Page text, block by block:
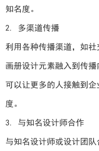
知名度。
2. 多渠道传播
利用各种传播渠道，如
画册设计元素融入到传播
可以让更多的人接触到
度。
3. 与知名设计师合作
与知名设计师或设计团队